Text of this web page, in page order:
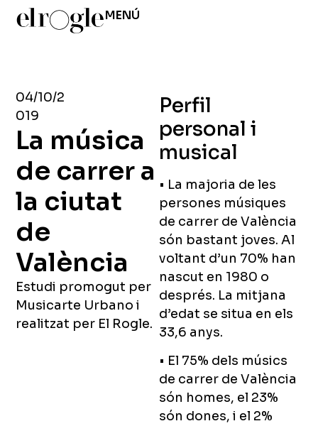
MENÚ
04/10/2
019
La música
de carrer a
la ciutat
de
València
Estudi promogut per
Musicarte Urbano i
realitzat per El Rogle.
Perfil
personal i
musical
• La majoria de les
persones músiques
de carrer de València
són bastant joves. Al
voltant d’un 70% han
nascut en 1980 o
després. La mitjana
d’edat se situa en els
33,6 anys.
• El 75% dels músics
de carrer de València
són homes, el 23%
són dones, i el 2%